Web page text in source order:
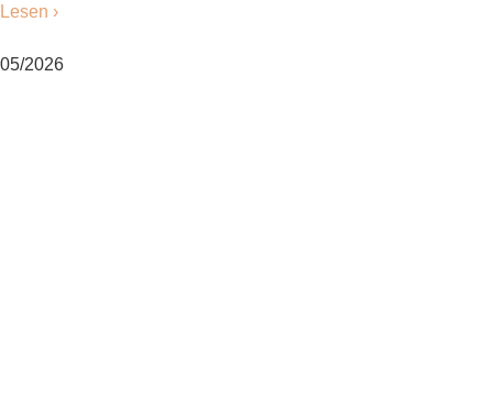
Lesen ›
05/2026